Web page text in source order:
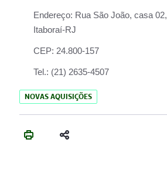
Endereço: Rua São João, casa
Itaboraí-RJ
CEP: 24.800-157
Tel.: (21) 2635-4507
NOVAS AQUISIÇÕES